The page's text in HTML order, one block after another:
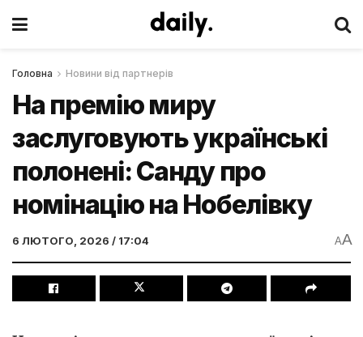
Головна Новини від партнерів
На премію миру
заслуговують українські
полонені: Санду про
номінацію на Нобелівку
6 ЛЮТОГО, 2026 / 17:04 AA